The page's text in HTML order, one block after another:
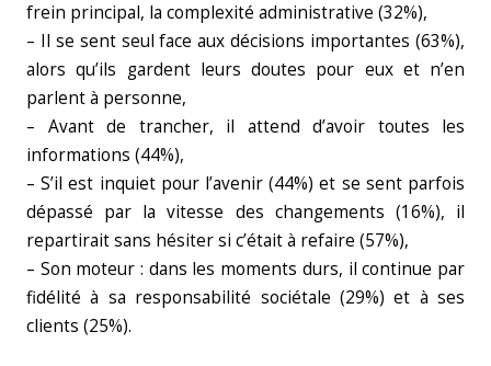
frein principal, la complexité administrative (32%),
– Il se sent seul face aux décisions importantes (63%),
alors qu’ils gardent leurs doutes pour eux et n’en
parlent à personne,
– Avant de trancher, il attend d’avoir toutes les
informations (44%),
– S’il est inquiet pour l’avenir (44%) et se sent parfois
dépassé par la vitesse des changements (16%), il
repartirait sans hésiter si c’était à refaire (57%),
– Son moteur : dans les moments durs, il continue par
fidélité à sa responsabilité sociétale (29%) et à ses
clients (25%).